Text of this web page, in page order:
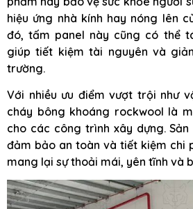
hiệu ứng nhà kính hay nóng lên
đó, tấm panel này cũng có thể
giúp tiết kiệm tài nguyên và
trường.
Với nhiều ưu điểm vượt trội như
cháy bông khoáng rockwool là
cho các công trình xây dựng.
đảm bảo an toàn và tiết kiệm chi
mang lại sự thoải mái, yên tĩnh và